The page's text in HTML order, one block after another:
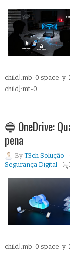
child]:mb-0 space-
child]:mt-0...
🔵 OneDrive:
pena
By T3ch Solução
Segurança Digital
child]:mb-0 space-y-